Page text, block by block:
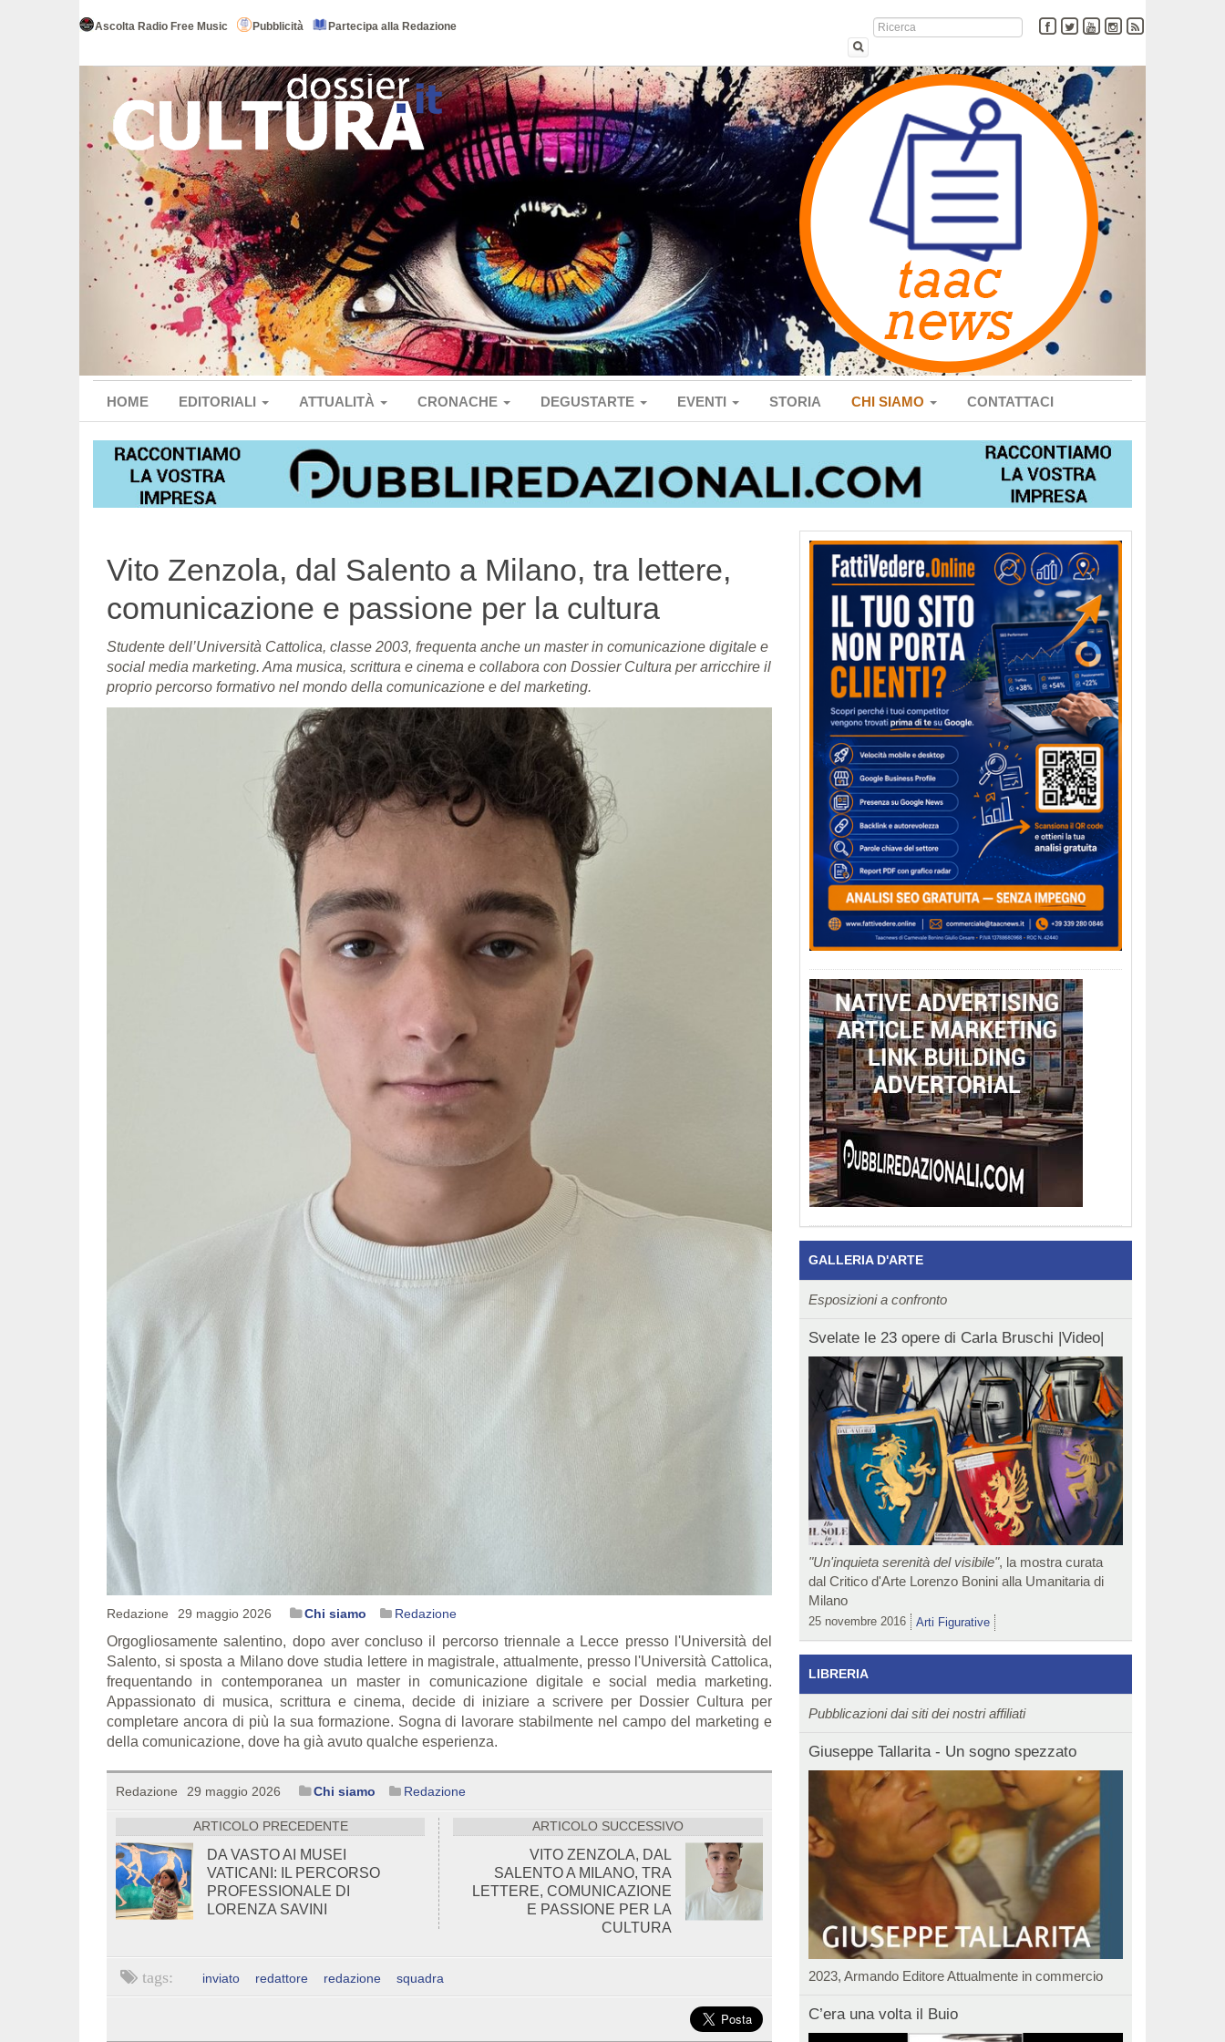
Ascolta Radio Free Music Pubblicità Partecipa alla Redazione
HOME EDITORIALI ATTUALITÀ CRONACHE DEGUSTARTE EVENTI STORIA CHI SIAMO CONTATTACI
Vito Zenzola, dal Salento a Milano, tra lettere,
comunicazione e passione per la cultura
Studente dell’Università Cattolica, classe 2003, frequenta anche un master in comunicazione digitale e
social media marketing. Ama musica, scrittura e cinema e collabora con Dossier Cultura per arricchire il
proprio percorso formativo nel mondo della comunicazione e del marketing.
Redazione 29 maggio 2026 Chi siamo Redazione
Orgogliosamente salentino, dopo aver concluso il percorso triennale a Lecce presso l'Università del
Salento, si sposta a Milano dove studia lettere in magistrale, attualmente, presso l'Università Cattolica,
frequentando in contemporanea un master in comunicazione digitale e social media marketing.
Appassionato di musica, scrittura e cinema, decide di iniziare a scrivere per Dossier Cultura per
completare ancora di più la sua formazione. Sogna di lavorare stabilmente nel campo del marketing e
della comunicazione, dove ha già avuto qualche esperienza.
Redazione 29 maggio 2026 Chi siamo Redazione
ARTICOLO PRECEDENTE
DA VASTO AI MUSEI
VATICANI: IL PERCORSO
PROFESSIONALE DI
LORENZA SAVINI
ARTICOLO SUCCESSIVO
VITO ZENZOLA, DAL
SALENTO A MILANO, TRA
LETTERE, COMUNICAZIONE
E PASSIONE PER LA
CULTURA
inviato redattore redazione squadra
GALLERIA D'ARTE
Esposizioni a confronto
Svelate le 23 opere di Carla Bruschi |Video|
"Un'inquieta serenità del visibile", la mostra curata
dal Critico d'Arte Lorenzo Bonini alla Umanitaria di
Milano
25 novembre 2016 Arti Figurative
LIBRERIA
Pubblicazioni dai siti dei nostri affiliati
Giuseppe Tallarita - Un sogno spezzato
2023, Armando Editore Attualmente in commercio
C’era una volta il Buio